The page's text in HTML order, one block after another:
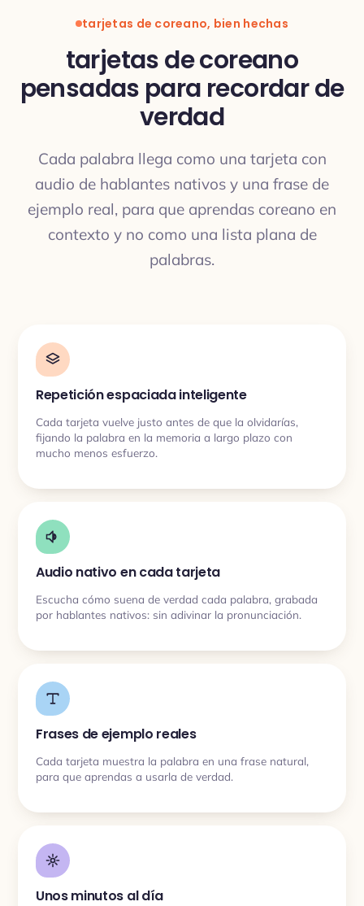
tarjetas de coreano, bien hechas
tarjetas de coreano
pensadas para recordar de
verdad
Cada palabra llega como una tarjeta con
audio de hablantes nativos y una frase de
ejemplo real, para que aprendas coreano en
contexto y no como una lista plana de
palabras.
Repetición espaciada inteligente
Cada tarjeta vuelve justo antes de que la olvidarías,
fijando la palabra en la memoria a largo plazo con
mucho menos esfuerzo.
Audio nativo en cada tarjeta
Escucha cómo suena de verdad cada palabra, grabada
por hablantes nativos: sin adivinar la pronunciación.
Frases de ejemplo reales
Cada tarjeta muestra la palabra en una frase natural,
para que aprendas a usarla de verdad.
Unos minutos al día